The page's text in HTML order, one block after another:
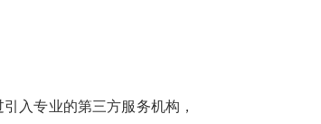
入专业的第三方服务机构，